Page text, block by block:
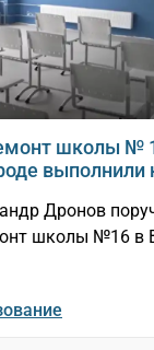
школы №
выполнили
Дронов
школы №16 в